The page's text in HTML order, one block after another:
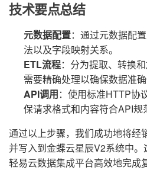
技术要点总结
元数据配置：通过元数据配
法以及字段映射关系。
ETL流程：分为提取、转换
需要精确处理以确保数据准确
API调用：使用标准HTTP协
保请求格式和内容符合API规
通过以上步骤，我们成功地将经
并写入到金蝶云星辰V2系统中
轻易云数据集成平台高效地完成